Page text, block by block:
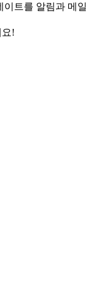
이트를 알림과 메일
요!